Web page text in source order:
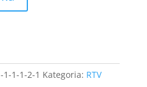
1-1-1-2-1 Kategoria: RTV